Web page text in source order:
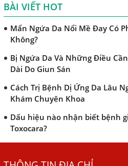
BÀI VIẾT HOT
Mẩn Ngứa Da Nổi Mề Đay Có
Bị Ngứa Da Và Những Điều
Cách Trị Bệnh Dị Ứng Da Lâu
Dấu hiệu nào nhận biết bệnh
Những điều cần biết về bệnh
Sán